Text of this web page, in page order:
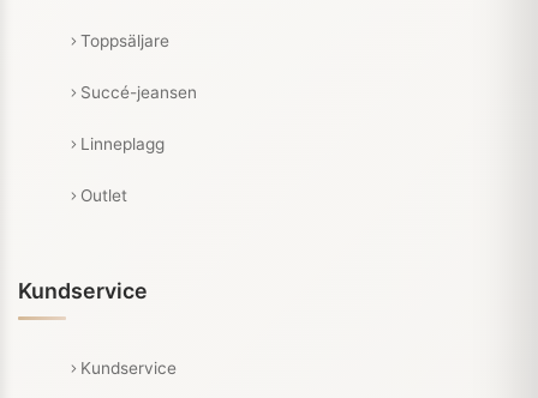
Toppsäljare
Succé-jeansen
Linneplagg
Outlet
Kundservice
Kundservice